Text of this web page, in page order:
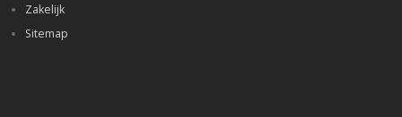
Zakelijk
Sitemap